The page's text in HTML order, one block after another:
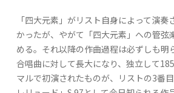
「四大元素」がリスト自身によって演
かったが、やがて「四大元素」への管弦
める。それ以降の作曲過程は必ずしも明
合唱曲に対して長大になり、独立して
マルで初演されたものが、リストの3番